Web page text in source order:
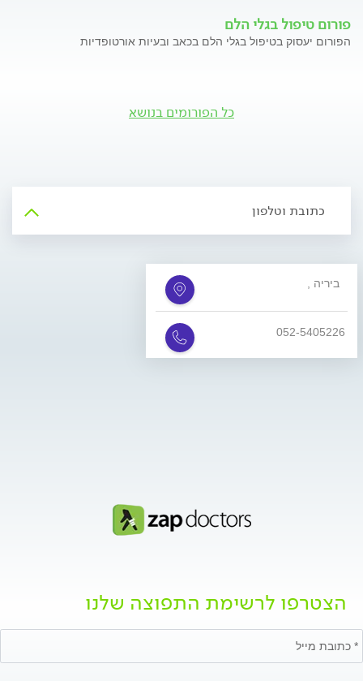
פורום טיפול בגלי הלם
הפורום יעסוק בטיפול בגלי הלם בכאב ובעיות אורטופדיות
כל הפורומים בנושא
כתובת וטלפון
, ביריה
052-5405226
הצטרפו לרשימת התפוצה שלנו